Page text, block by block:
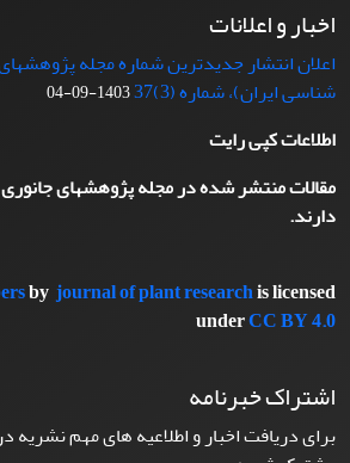
اخبار و اعلانات
اعلان انتشار جدیدترین شماره مجله
شناسی ایران)، شماره (3)37
1403-09-04
اطلاعات کپی رایت
مقالات منتشر شده در مجله پژوهشهای
دارند.
byjournal of plant researchis licensed
underCC BY 4.0
اشتراک خبرنامه
برای دریافت اخبار و اطلاعیه های مهم نشریه